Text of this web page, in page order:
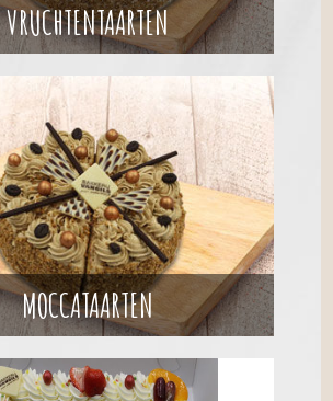
VRUCHTENTAARTEN
MOCCATAARTEN